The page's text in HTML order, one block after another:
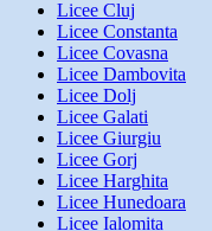
Licee Cluj
Licee Constanta
Licee Covasna
Licee Dambovita
Licee Dolj
Licee Galati
Licee Giurgiu
Licee Gorj
Licee Harghita
Licee Hunedoara
Licee Ialomita